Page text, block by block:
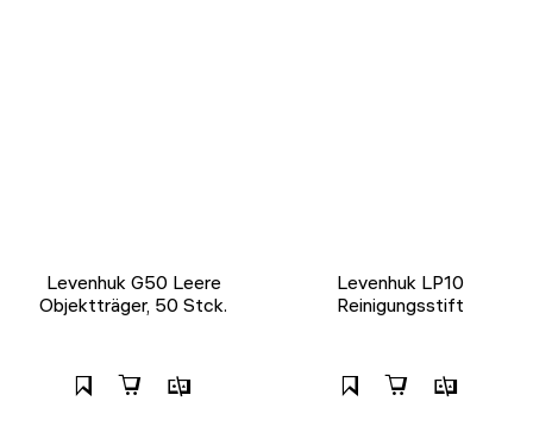
Levenhuk G50 Leere
Objektträger, 50 Stck.
Levenhuk LP10
Reinigungsstift